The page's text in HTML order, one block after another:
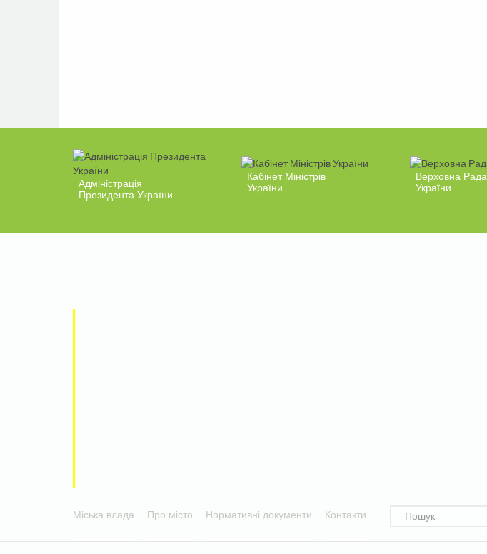
Адміністрація
Президента України
Кабінет Міністрів
України
Верховна Рада
України
Міська влада Про місто Нормативні документи Контакти